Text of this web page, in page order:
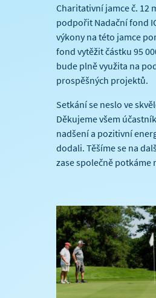
Charitativní jamce č. 12
podpořit Nadační fond
výkony na této jamce
fond vytěžit částku 95
bude plně využita na
prospěšných projektů.
Setkání se neslo ve
Děkujeme všem
nadšení a pozitivní
dodali. Těšíme se na
zase společně potkáme